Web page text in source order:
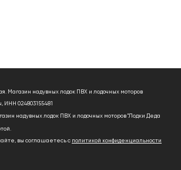
Магазин надувных лодок ПВХ и лодочных моторов
024803155481
надувных лодок ПВХ и лодочных моторов "Лодки Деда
вы соглашаетесь с политикой конфиденциальности